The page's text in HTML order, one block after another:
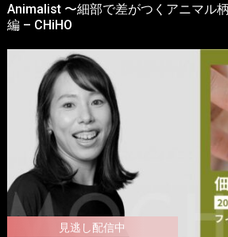
Animalist 〜細部で差がつくアニマル
編 – CHiHO